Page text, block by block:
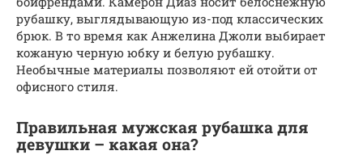
рубашку, выглядывающую из-под классических
брюк. В то время как Анжелина Джоли выбирает
кожаную черную юбку и белую рубашку.
Необычные материалы позволяют ей отойти от
офисного стиля.
Правильная мужская рубашка для
девушки – какая она?